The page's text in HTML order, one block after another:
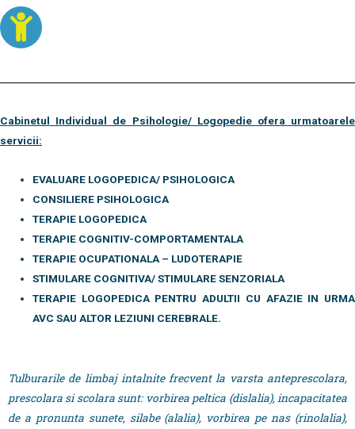
Cabinetul Individual de Psihologie/ Logopedie ofera urmatoarele
servicii:
EVALUARE LOGOPEDICA/ PSIHOLOGICA
CONSILIERE PSIHOLOGICA
TERAPIE LOGOPEDICA
TERAPIE COGNITIV-COMPORTAMENTALA
TERAPIE OCUPATIONALA – LUDOTERAPIE
STIMULARE COGNITIVA/ STIMULARE SENZORIALA
TERAPIE LOGOPEDICA PENTRU ADULTII CU AFAZIE IN URMA
AVC SAU ALTOR LEZIUNI CEREBRALE.
Tulburarile de limbaj intalnite frecvent la varsta anteprescolara,
prescolara si scolara sunt: vorbirea peltica (dislalia), incapacitatea
de a pronunta sunete, silabe (alalia), vorbirea pe nas (rinolalia),